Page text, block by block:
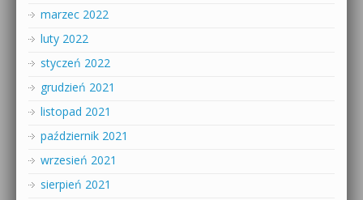
marzec 2022
luty 2022
styczeń 2022
grudzień 2021
listopad 2021
październik 2021
wrzesień 2021
sierpień 2021